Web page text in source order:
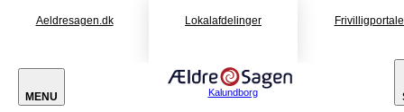
Aeldresagen.dk Lokalafdelinger
MENU Kalundborg